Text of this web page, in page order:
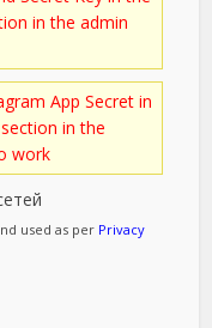
in the admin
App Secret in
section in the
work
used as per Privacy